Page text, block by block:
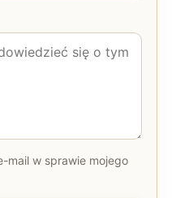
mail w sprawie mojego